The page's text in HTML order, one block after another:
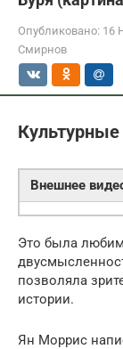
Опубликовано: 16
Смирнов
Внешнее
Это была
позволяла
истории.
Ян Моррис